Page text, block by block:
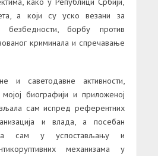
а који су уско везани за
борбу против
криминала и спречавање
и саветодавне активности,
биографији и приложеној
сам испред референтних
и влада, а посебан
сам у успостављању и
механизама у